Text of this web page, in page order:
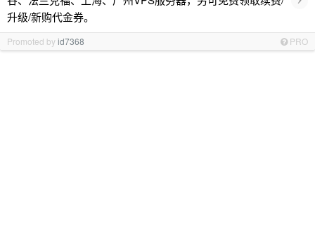
升级/新购代金券。
Promoted byid7368 PRO